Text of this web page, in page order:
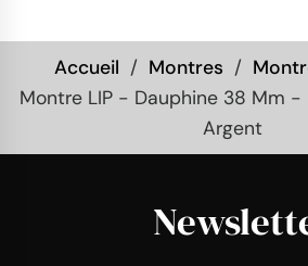
Accueil Montres
Montre LIP - Dauphine 38 Mm -
Argent